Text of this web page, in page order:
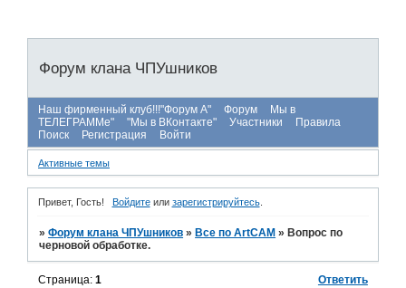
Форум клана ЧПУшников
Наш фирменный клуб!!!"Форум А" Форум
Мы в
ТЕЛЕГРАММе"
"Мы в ВКонтакте" Участники
Правила
Поиск
Регистрация Войти
Активные темы
Привет, Гость! Войдитеили зарегистрируйтесь.
»Форум клана ЧПУшников » Все по ArtCAM » Вопрос по
черновой обработке.
Страница:1 Ответить